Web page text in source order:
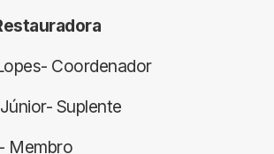
Coordenador
Suplente
Membro